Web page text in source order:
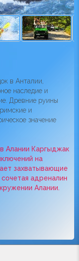
в Анталии,
наследие и
Древние руины
и
значение
Алании Каргыджак
на
захватывающие
адреналин
Алании.